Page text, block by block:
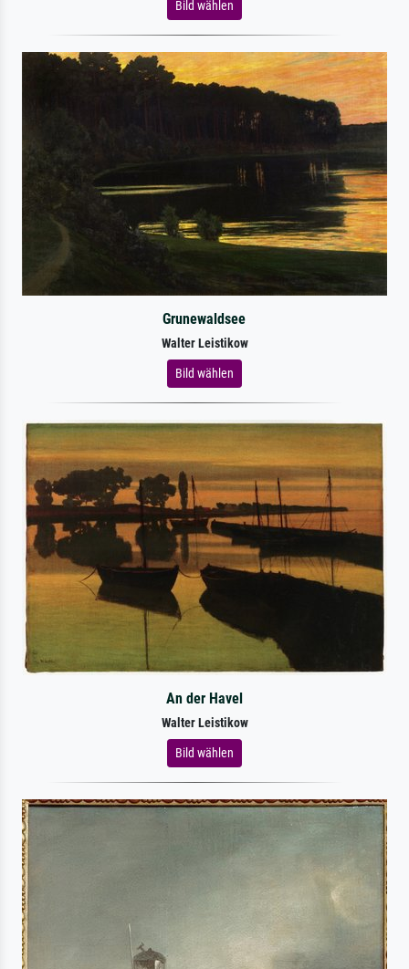
Bild wählen
Grunewaldsee
Walter Leistikow
Bild wählen
An der Havel
Walter Leistikow
Bild wählen